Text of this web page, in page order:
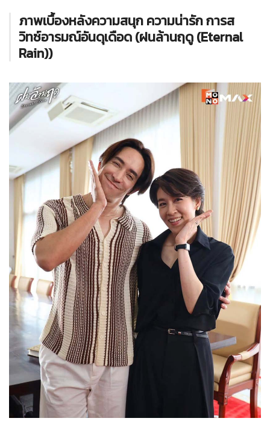
ภาพเบื้องหลังความสนุก ความน่ารัก การส
วิทซ์อารมณ์อันดุเดือด (ฝนล้านฤดู (Eternal
Rain))